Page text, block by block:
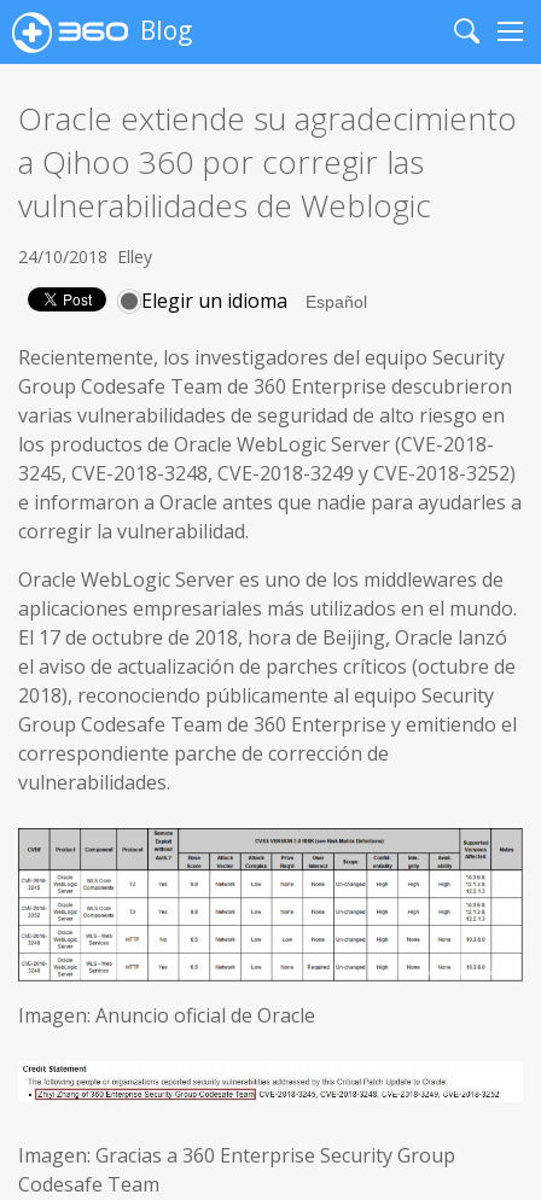
Blog
Search
Oracle extiende su agradecimiento
a Qihoo 360 por corregir las
vulnerabilidades de Weblogic
24/10/2018 Elley
Elegir un idioma
Recientemente, los investigadores del equipo Security
Group Codesafe Team de 360 Enterprise descubrieron
varias vulnerabilidades de seguridad de alto riesgo en
los productos de Oracle WebLogic Server (CVE-2018-
3245, CVE-2018-3248, CVE-2018-3249 y CVE-2018-3252)
e informaron a Oracle antes que nadie para ayudarles a
corregir la vulnerabilidad.
Oracle WebLogic Server es uno de los middlewares de
aplicaciones empresariales más utilizados en el mundo.
El 17 de octubre de 2018, hora de Beijing, Oracle lanzó
el aviso de actualización de parches críticos (octubre de
2018), reconociendo públicamente al equipo Security
Group Codesafe Team de 360 Enterprise y emitiendo el
correspondiente parche de corrección de
vulnerabilidades.
Imagen: Anuncio oficial de Oracle
Imagen: Gracias a 360 Enterprise Security Group
Codesafe Team